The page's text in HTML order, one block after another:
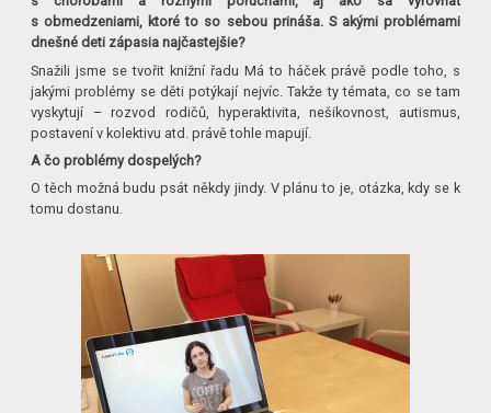
s obmedzeniami, ktoré to so sebou prináša. S akými problémami
dnešné deti zápasia najčastejšie?
Snažili jsme se tvořit knižní řadu Má to háček právě podle toho, s
jakými problémy se děti potýkají nejvíc. Takže ty témata, co se tam
vyskytují – rozvod rodičů, hyperaktivita, nešikovnost, autismus,
postavení v kolektivu atd. právě tohle mapují.
A čo problémy dospelých?
O těch možná budu psát někdy jindy. V plánu to je, otázka, kdy se k
tomu dostanu.